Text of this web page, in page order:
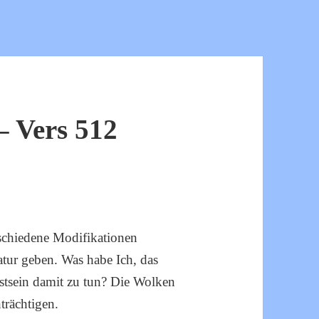
Vers 512
Modifikationen
geben. Was habe Ich, das
damit zu tun? Die Wolken